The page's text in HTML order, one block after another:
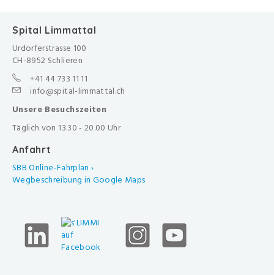
Spital Limmattal
Urdorferstrasse 100
CH-8952 Schlieren
+41 44 733 11 11
info@spital-limmattal.ch
Unsere Besuchszeiten
Täglich von 13.30 - 20.00 Uhr
Anfahrt
SBB Online-Fahrplan ›
Wegbeschreibung in Google Maps